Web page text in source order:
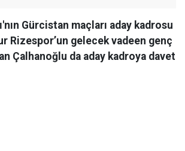
Gürcistan maçları aday kadrosu
Rizespor’un gelecek vadeen genç
Çalhanoğlu da aday kadroya davet